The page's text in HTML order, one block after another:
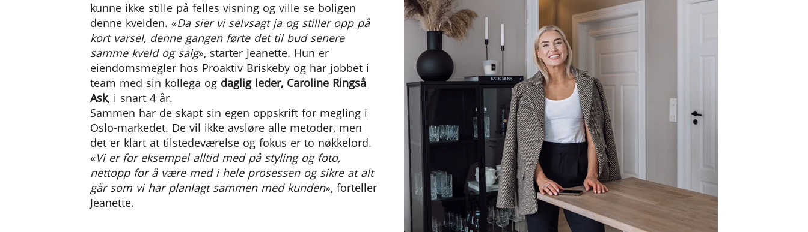
kunne ikke stille på felles visning og ville se boligen
denne kvelden. «Da sier vi selvsagt ja og stiller opp på
kort varsel, denne gangen førte det til bud senere
samme kveld og salg», starter Jeanette. Hun er
eiendomsmegler hos Proaktiv Briskeby og har jobbet i
team med sin kollega og daglig leder, Caroline Ringså
Ask, i snart 4 år.
Sammen har de skapt sin egen oppskrift for megling i
Oslo-markedet. De vil ikke avsløre alle metoder, men
det er klart at tilstedeværelse og fokus er to nøkkelord.
«Vi er for eksempel alltid med på styling og foto,
nettopp for å være med i hele prosessen og sikre at alt
går som vi har planlagt sammen med kunden», forteller
Jeanette.